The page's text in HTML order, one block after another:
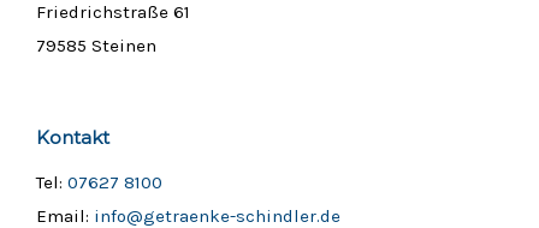
Friedrichstraße 61
79585 Steinen
Kontakt
Tel: 07627 8100
Email: info@getraenke-schindler.de